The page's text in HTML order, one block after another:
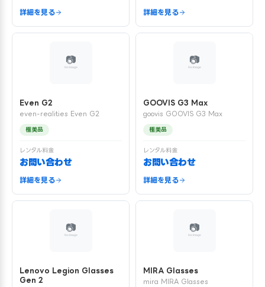
詳細を見る 詳細を見る
Even G2
even-realities Even G2
極美品
レンタル料金
お問い合わせ
詳細を見る
GOOVIS G3 Max
goovis GOOVIS G3 Max
極美品
レンタル料金
お問い合わせ
詳細を見る
Lenovo Legion Glasses
Gen 2
MIRA Glasses
mira MIRA Glasses